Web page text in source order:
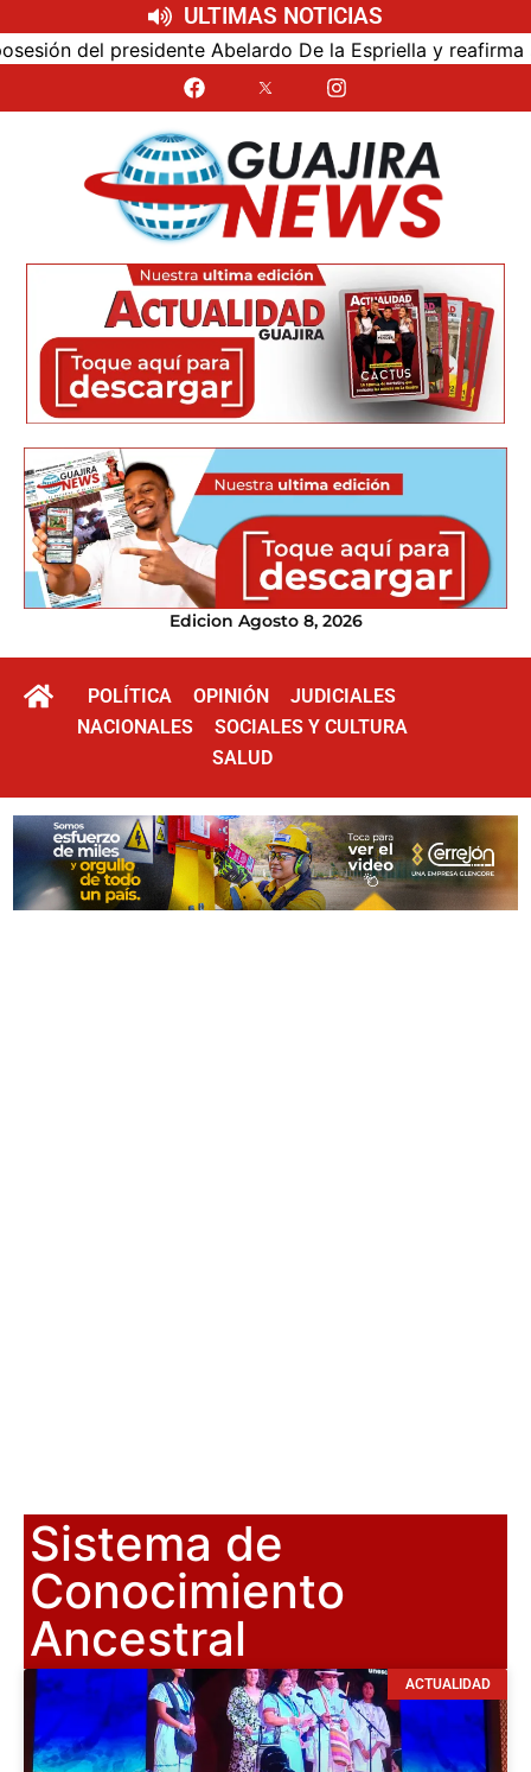
ULTIMAS NOTICIAS
del presidente Abelardo De la Espriella y reafirma su
Edicion Agosto 8, 2026
POLÍTICA OPINIÓN
JUDICIALES
NACIONALES
SOCIALES Y CULTURA
SALUD
Sistema de
Conocimiento
Ancestral
ACTUALIDAD